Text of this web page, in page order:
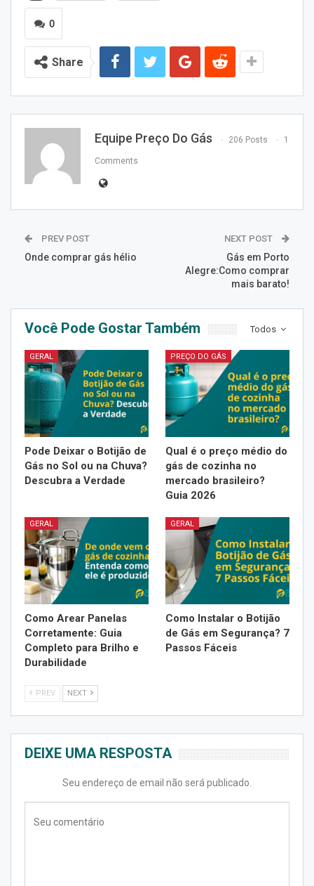
0
Share
Equipe Preço Do Gás 206 Posts 1
Comments
PREV POST
Onde comprar gás hélio
NEXT POST
Gás em Porto
Alegre:Como comprar
mais barato!
Todos
Você Pode Gostar Também
GERAL
Pode Deixar o Botijão de
Gás no Sol ou na Chuva?
Descubra a Verdade
PREÇO DO GÁS
Qual é o preço médio do
gás de cozinha no
mercado brasileiro?
Guia 2026
GERAL
Como Arear Panelas
Corretamente: Guia
Completo para Brilho e
Durabilidade
GERAL
Como Instalar o Botijão
de Gás em Segurança? 7
Passos Fáceis
PREV NEXT
DEIXE UMA RESPOSTA
Seu endereço de email não será publicado.